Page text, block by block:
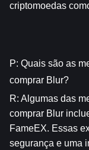
criptomoedas
P: Quais são as
comprar Blur?
R: Algumas das
comprar Blur
FameEX. Essas
segurança e uma